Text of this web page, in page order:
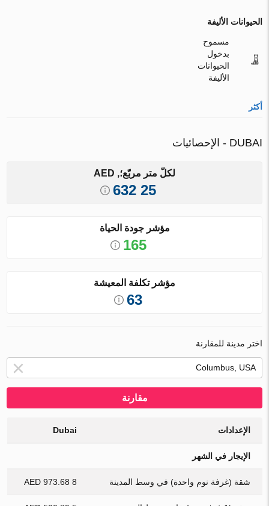
الحيوانات الأليفة
مسموح
بدخول
الحيوانات
الأليفة
أكثر
DUBAI - الإحصائيات
لكلّ متر مربّع؛, AED
25 632
مؤشر جودة الحياة
165
مؤشر تكلفة المعيشة
63
اختر مدينة للمقارنة
مقارنة
الإعدادات Dubai
الإيجار في الشهر
شقة (غرفة نوم واحدة) في وسط المدينة 8 973.68 AED